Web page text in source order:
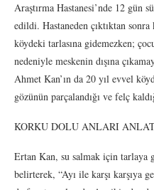
Araştırma Hastanesi’nde 12 gün
edildi. Hastaneden çıktıktan
köydeki tarlasına gidemezken;
nedeniyle meskenin dışına
Ahmet Kan’ın da 20 yıl evvel
gözünün parçalandığı ve felç
KORKU DOLU ANLARI
Ertan Kan, su salmak için tarlaya
belirterek, “Ayı ile karşı karşıya